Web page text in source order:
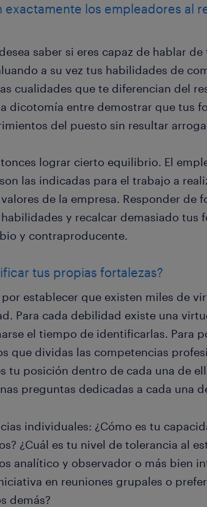
exactamente los empleadores al
saber si eres capaz de hablar
a su vez tus habilidades de
cualidades que te diferencian del
dicotomía entre demostrar que tus
del puesto sin resultar
lograr cierto equilibrio. El
las indicadas para el trabajo a
de la empresa. Responder de
y recalcar demasiado tus
y contraproducente.
tus propias fortalezas?
establecer que existen miles de
Para cada debilidad existe una
el tiempo de identificarlas. Para
que dividas las competencias
tu posición dentro de cada una de
preguntas dedicadas a cada una
individuales: ¿Cómo es tu
¿Cuál es tu nivel de tolerancia al
analítico y observador o más bien
en reuniones grupales o
demás?